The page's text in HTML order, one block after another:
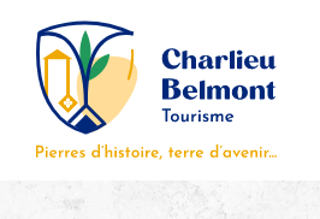
Panneau de gestion des cookies